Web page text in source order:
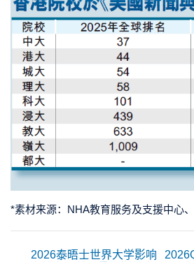
*素材来源：NHA教育服务及支援中心
2026泰晤士世界大学影响